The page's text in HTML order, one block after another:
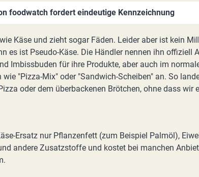
foodwatch fordert eindeutige Kennzeichnung
Käse und zieht sogar Fäden. Leider aber ist kein
es ist Pseudo-Käse. Die Händler nennen ihn offiziell
Imbissbuden für ihre Produkte, aber auch im
"Pizza-Mix" oder "Sandwich-Scheiben" an. So
oder dem überbackenen Brötchen, ohne dass wir
Ersatz nur Pflanzenfett (zum Beispiel Palmöl),
andere Zusatzstoffe und kostet bei manchen